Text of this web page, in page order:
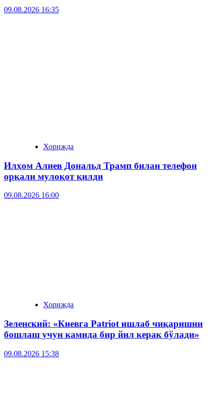
09.08.2026 16:35
Хорижда
Илҳом Алиев Дональд Трамп билан телефон
орқали мулоқот қилди
09.08.2026 16:00
Хорижда
Зеленский: «Киевга Patriot ишлаб чиқаришни
бошлаш учун камида бир йил керак бўлади»
09.08.2026 15:38